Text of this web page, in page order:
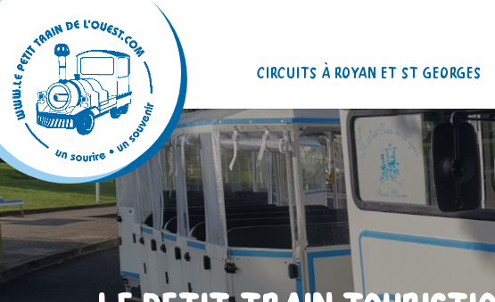
Circuits à Royan et St Georges